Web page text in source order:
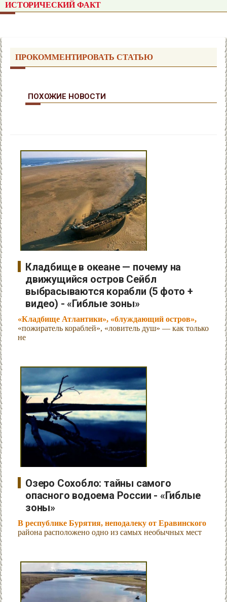
ИСТОРИЧЕСКИЙ ФАКТ
ПРОКОММЕНТИРОВАТЬ СТАТЬЮ
ПОХОЖИЕ НОВОСТИ
Кладбище в океане — почему на
движущийся остров Сейбл
выбрасываются корабли (5 фото +
видео) - «Гиблые зоны»
«Кладбище Атлантики», «блуждающий остров»,
«пожиратель кораблей», «ловитель душ» — как только
не
Озеро Сохобло: тайны самого
опасного водоема России - «Гиблые
зоны»
В республике Бурятия, неподалеку от Еравинского
района расположено одно из самых необычных мест